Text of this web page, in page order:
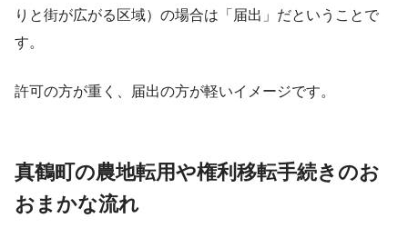
りと街が広がる区域）の場合は「届出」だということで
す。
許可の方が重く、届出の方が軽いイメージです。
真鶴町の農地転用や権利移転手続きのお
おまかな流れ